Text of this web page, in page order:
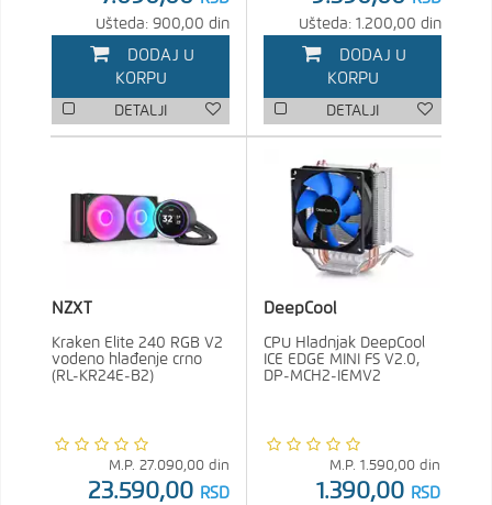
Ušteda: 900,00 din
DODAJ U
KORPU
DETALJI
Ušteda: 1.200,00 din
DODAJ U
KORPU
DETALJI
NZXT
Kraken Elite 240 RGB V2
vodeno hlađenje crno
(RL-KR24E-B2)
M.P. 27.090,00 din
23.590,00 RSD
DeepCool
CPU Hladnjak DeepCool
ICE EDGE MINI FS V2.0,
DP-MCH2-IEMV2
M.P. 1.590,00 din
1.390,00 RSD